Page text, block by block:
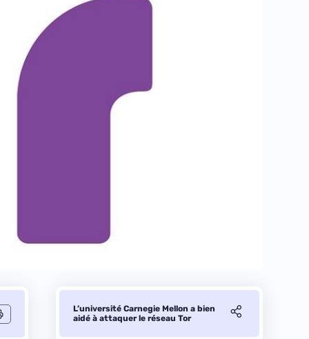
L’université Carnegie Mellon a bien
aidé à attaquer le réseau Tor